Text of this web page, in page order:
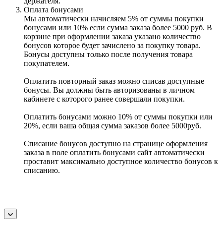
Оплата бонусами
Мы автоматически начисляем 5% от суммы покупки
бонусами или 10% если сумма заказа более 5000 руб. В
корзине при оформлении заказа указано количество
бонусов которое будет зачислено за покупку товара.
Бонусы доступны только после получения товара
покупателем.
Оплатить повторный заказ можно списав доступные
бонусы. Вы должны быть авторизованы в личном
кабинете с которого ранее совершали покупки.
Оплатить бонусами можно 10% от суммы покупки или
20%, если ваша общая сумма заказов более 5000руб.
Списание бонусов доступно на странице оформления
заказа в поле оплатить бонусами сайт автоматически
проставит максимально доступное количество бонусов к
списанию.